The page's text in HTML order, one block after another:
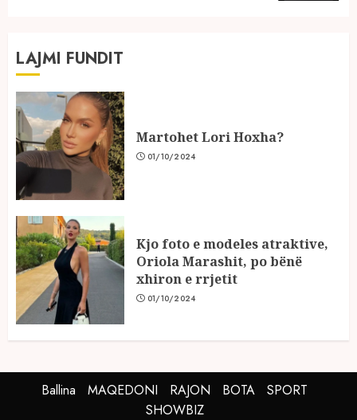
LAJMI FUNDIT
Martohet Lori Hoxha?
01/10/2024
Kjo foto e modeles atraktive,
Oriola Marashit, po bënë
xhiron e rrjetit
01/10/2024
Ballina MAQEDONI RAJON BOTA
SPORT
SHOWBIZ